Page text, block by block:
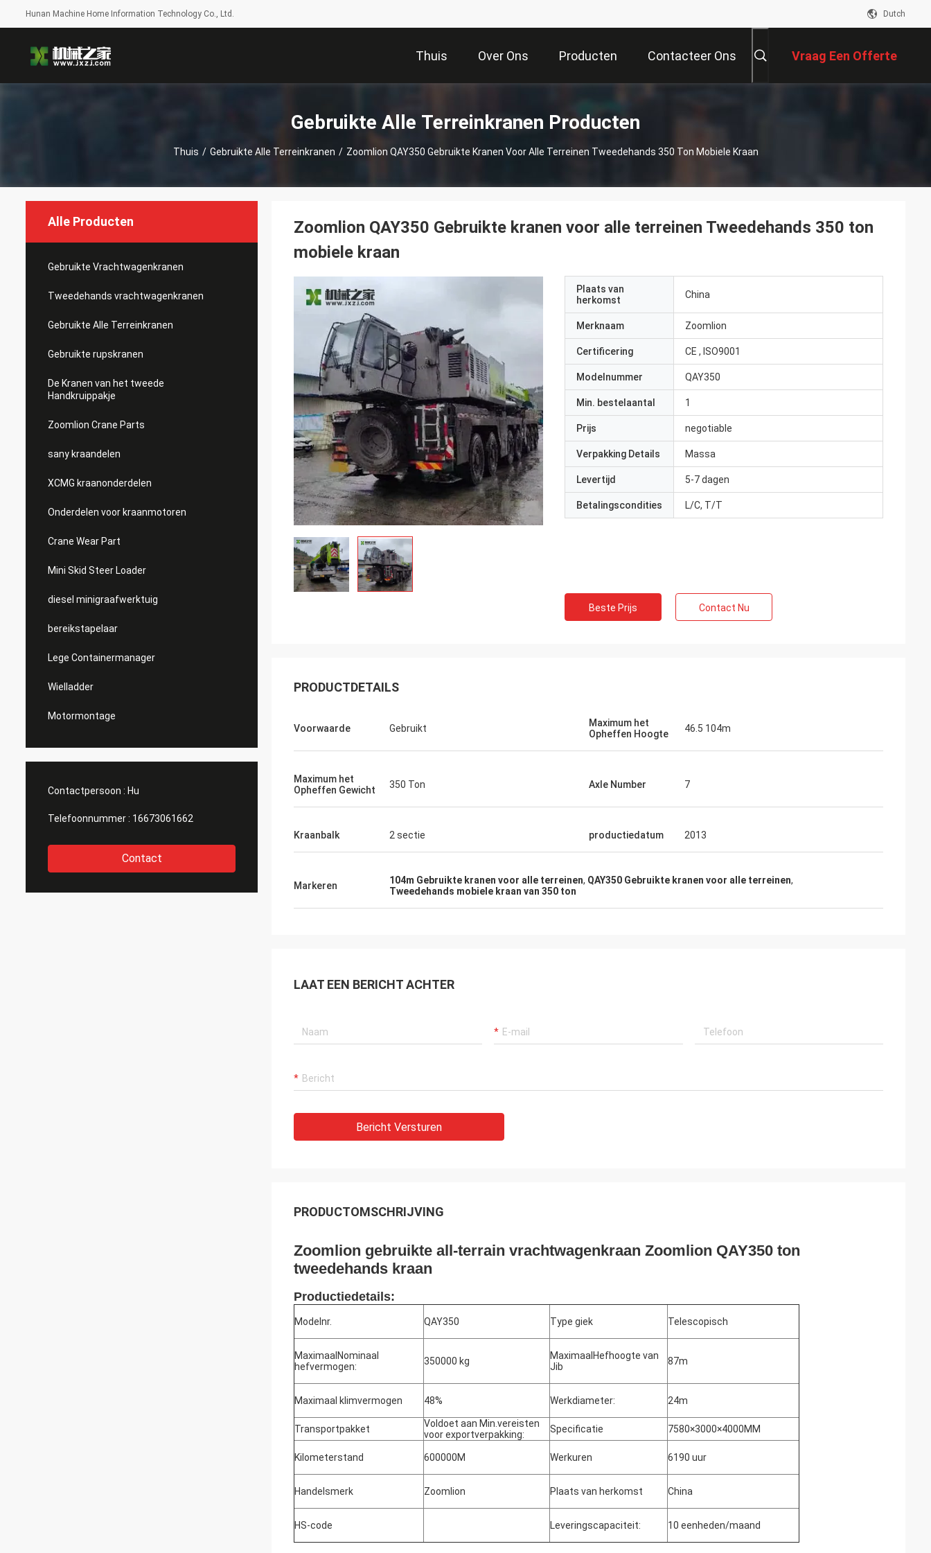
Hunan Machine Home Information Technology Co., Ltd. Dutch
Thuis Over Ons Producten Contacteer Ons Vraag Een Offerte
Gebruikte Alle Terreinkranen Producten
Thuis / Gebruikte Alle Terreinkranen / Zoomlion QAY350 Gebruikte Kranen Voor Alle Terreinen Tweedehands 350 Ton Mobiele Kraan
Alle Producten
Gebruikte Vrachtwagenkranen
Tweedehands vrachtwagenkranen
Gebruikte Alle Terreinkranen
Gebruikte rupskranen
De Kranen van het tweede
Handkruippakje
Zoomlion Crane Parts
sany kraandelen
XCMG kraanonderdelen
Onderdelen voor kraanmotoren
Crane Wear Part
Mini Skid Steer Loader
diesel minigraafwerktuig
bereikstapelaar
Lege Containermanager
Wielladder
Motormontage
Contactpersoon : Hu
Telefoonnummer : 16673061662
Contact
Zoomlion QAY350 Gebruikte kranen voor alle terreinen Tweedehands 350 ton
mobiele kraan
Plaats van
herkomst
China
Merknaam Zoomlion
Certificering CE , ISO9001
Modelnummer QAY350
Min. bestelaantal 1
Prijs negotiable
Verpakking Details Massa
Levertijd 5-7 dagen
Betalingscondities L/C, T/T
Beste Prijs Contact Nu
PRODUCTDETAILS
Voorwaarde Gebruikt
Maximum het
Opheffen Hoogte
46.5 104m
Maximum het
Opheffen Gewicht
350 Ton Axle Number 7
Kraanbalk 2 sectie productiedatum 2013
Markeren 104m Gebruikte kranen voor alle terreinen, QAY350 Gebruikte kranen voor alle terreinen,
Tweedehands mobiele kraan van 350 ton
LAAT EEN BERICHT ACHTER
Bericht Versturen
PRODUCTOMSCHRIJVING
Zoomlion gebruikte all-terrain vrachtwagenkraan Zoomlion QAY350 ton
tweedehands kraan
Productiedetails:
Modelnr. QAY350 Type giek Telescopisch
MaximaalNominaal
hefvermogen:
350000 kg
MaximaalHefhoogte van
Jib
87m
Maximaal klimvermogen 48% Werkdiameter: 24m
Transportpakket
Voldoet aan Min.vereisten
voor exportverpakking:
Specificatie 7580×3000×4000MM
Kilometerstand 600000M Werkuren 6190 uur
Handelsmerk Zoomlion Plaats van herkomst China
HS-code Leveringscapaciteit: 10 eenheden/maand